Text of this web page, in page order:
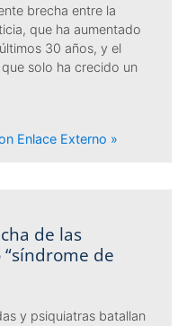
brecha entre la
que ha aumentado
30 años, y el
solo ha crecido un
Enlace Externo »
de las
de
y psiquiatras batallan